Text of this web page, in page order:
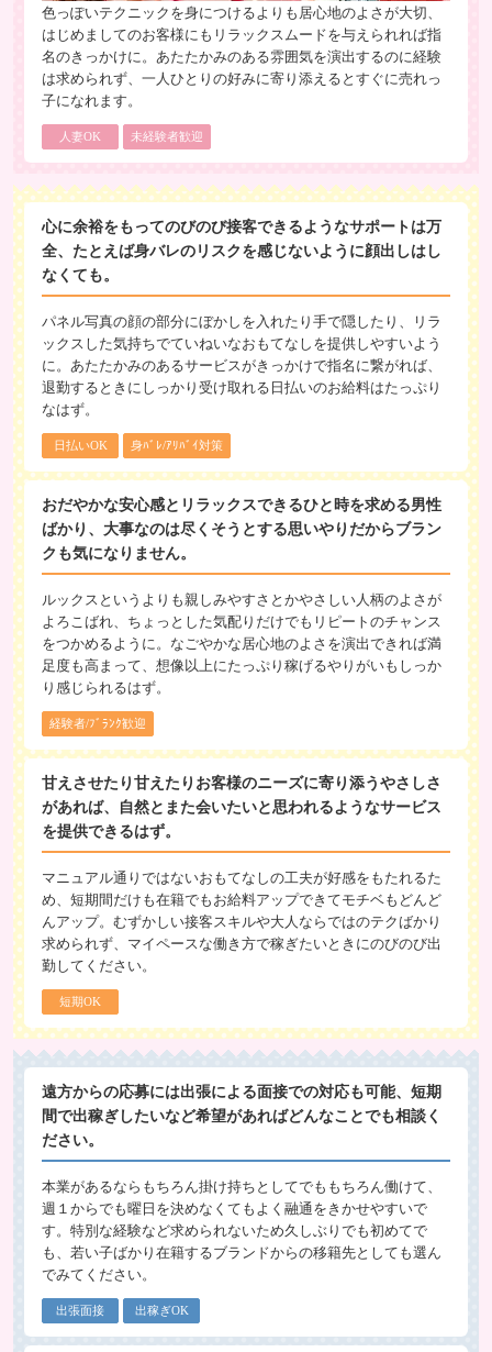
色っぽいテクニックを身につけるよりも居心地のよさが大切、
はじめましてのお客様にもリラックスムードを与えられれば指
名のきっかけに。あたたかみのある雰囲気を演出するのに経験
は求められず、一人ひとりの好みに寄り添えるとすぐに売れっ
子になれます。
人妻OK 未経験者歓迎
心に余裕をもってのびのび接客できるようなサポートは万
全、たとえば身バレのリスクを感じないように顔出しはし
なくても。
パネル写真の顔の部分にぼかしを入れたり手で隠したり、リラ
ックスした気持ちでていねいなおもてなしを提供しやすいよう
に。あたたかみのあるサービスがきっかけで指名に繋がれば、
退勤するときにしっかり受け取れる日払いのお給料はたっぷり
なはず。
日払いOK 身ﾊﾞﾚ/ｱﾘﾊﾞｲ対策
おだやかな安心感とリラックスできるひと時を求める男性
ばかり、大事なのは尽くそうとする思いやりだからブラン
クも気になりません。
ルックスというよりも親しみやすさとかやさしい人柄のよさが
よろこばれ、ちょっとした気配りだけでもリピートのチャンス
をつかめるように。なごやかな居心地のよさを演出できれば満
足度も高まって、想像以上にたっぷり稼げるやりがいもしっか
り感じられるはず。
経験者/ﾌﾞﾗﾝｸ歓迎
甘えさせたり甘えたりお客様のニーズに寄り添うやさしさ
があれば、自然とまた会いたいと思われるようなサービス
を提供できるはず。
マニュアル通りではないおもてなしの工夫が好感をもたれるた
め、短期間だけも在籍でもお給料アップできてモチベもどんど
んアップ。むずかしい接客スキルや大人ならではのテクばかり
求められず、マイペースな働き方で稼ぎたいときにのびのび出
勤してください。
短期OK
遠方からの応募には出張による面接での対応も可能、短期
間で出稼ぎしたいなど希望があればどんなことでも相談く
ださい。
本業があるならもちろん掛け持ちとしてでももちろん働けて、
週１からでも曜日を決めなくてもよく融通をきかせやすいで
す。特別な経験など求められないため久しぶりでも初めてで
も、若い子ばかり在籍するブランドからの移籍先としても選ん
でみてください。
出張面接 出稼ぎOK